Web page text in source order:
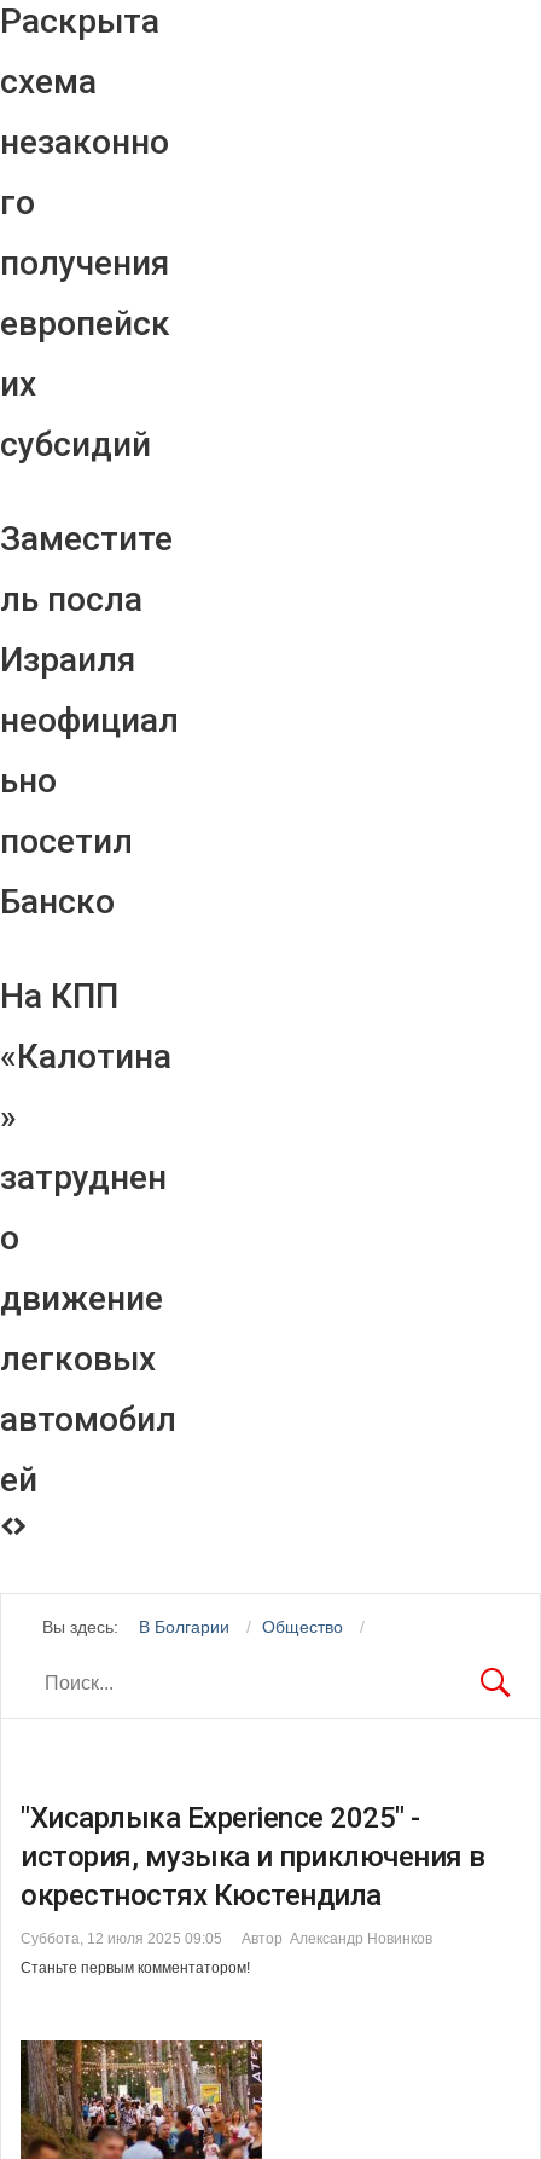
Раскрыта
схема
незаконно
го
получения
европейск
их
субсидий
Заместите
ль посла
Израиля
неофициал
ьно
посетил
Банско
На КПП
«Калотина
»
затруднен
о
движение
легковых
автомобил
ей
Вы здесь: В Болгарии Общество
"Хисарлыка Experience 2025" -
история, музыка и приключения в
окрестностях Кюстендила
Суббота, 12 июля 2025 09:05
Автор Александр Новинков
Станьте первым комментатором!